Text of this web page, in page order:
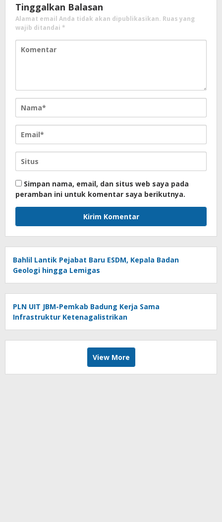
Tinggalkan Balasan
Alamat email Anda tidak akan dipublikasikan. Ruas yang
wajib ditandai *
Simpan nama, email, dan situs web saya pada
peramban ini untuk komentar saya berikutnya.
Bahlil Lantik Pejabat Baru ESDM, Kepala Badan
Geologi hingga Lemigas
PLN UIT JBM-Pemkab Badung Kerja Sama
Infrastruktur Ketenagalistrikan
View More